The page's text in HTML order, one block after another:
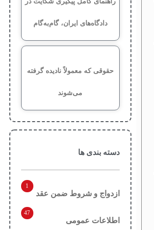
دادگاه‌های ایران، گام‌به‌گام
حقوقی که معمولاً نادیده گرفته
می‌شوند
دسته بندی ها
ازدواج و شروط ضمن عقد
1
اطلاعات عمومی
47